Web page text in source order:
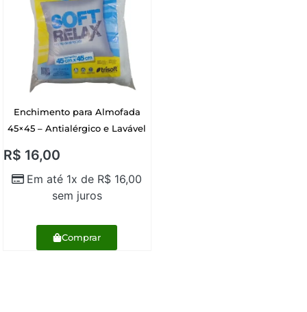
Enchimento para Almofada
45×45 – Antialérgico e Lavável
R$ 16,00
Em até 1x de R$ 16,00
sem juros
Comprar